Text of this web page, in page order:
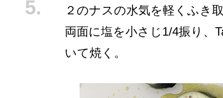
２のナスの水気を軽くふき
両面に塩を小さじ1/4振り、
いて焼く。